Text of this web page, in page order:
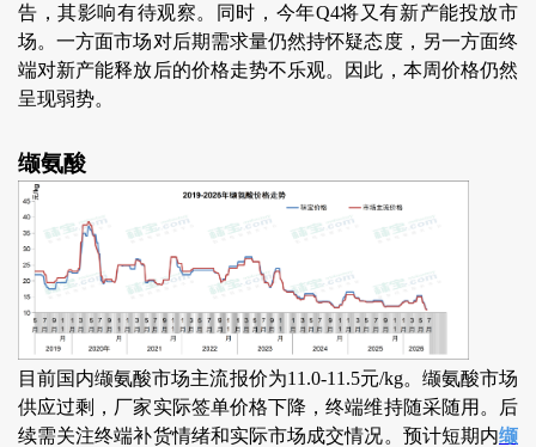
告，其影响有待观察。同时，今年Q4将又有新产能投放市
场。一方面市场对后期需求量仍然持怀疑态度，另一方面终
端对新产能释放后的价格走势不乐观。因此，本周价格仍然
呈现弱势。
缬氨酸
目前国内缬氨酸市场主流报价为11.0-11.5元/kg。缬氨酸市场
供应过剩，厂家实际签单价格下降，终端维持随采随用。后
续需关注终端补货情绪和实际市场成交情况。预计短期内缬